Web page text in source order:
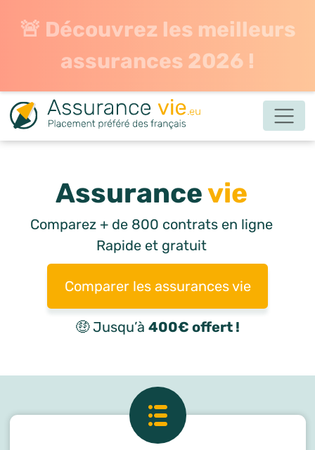
🚨 Découvrez les meilleurs
assurances 2026 !
Assurancevie
Comparez + de 800 contrats en ligne
Rapide et gratuit
Comparer les assurances vie
🤑 Jusqu’à 400€ offert !